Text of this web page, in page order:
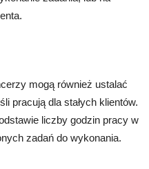
mogą również ustalać
pracują dla stałych klientów.
liczby godzin pracy w
zadań do wykonania.